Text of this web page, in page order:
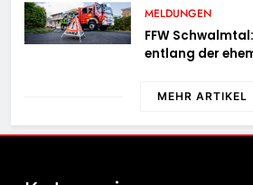
MELDUNGEN
FFW
entlang der
MEHR ARTIKEL